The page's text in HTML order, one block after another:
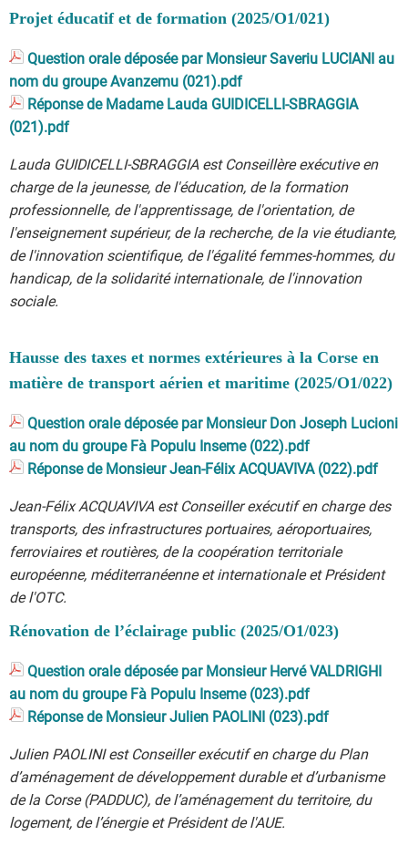
Projet éducatif et de formation (2025/O1/021)
Question orale déposée par Monsieur Saveriu LUCIANI au
nom du groupe Avanzemu (021).pdf
Réponse de Madame Lauda GUIDICELLI-SBRAGGIA
(021).pdf
Lauda GUIDICELLI-SBRAGGIA est Conseillère exécutive en
charge de la jeunesse, de l'éducation, de la formation
professionnelle, de l'apprentissage, de l'orientation, de
l'enseignement supérieur, de la recherche, de la vie étudiante,
de l'innovation scientifique, de l'égalité femmes-hommes, du
handicap, de la solidarité internationale, de l'innovation
sociale.
Hausse des taxes et normes extérieures à la Corse en
matière de transport aérien et maritime (2025/O1/022)
Question orale déposée par Monsieur Don Joseph Lucioni
au nom du groupe Fà Populu Inseme (022).pdf
Réponse de Monsieur Jean-Félix ACQUAVIVA (022).pdf
Jean-Félix ACQUAVIVA est Conseiller exécutif en charge des
transports, des infrastructures portuaires, aéroportuaires,
ferroviaires et routières, de la coopération territoriale
européenne, méditerranéenne et internationale et Président
de l'OTC.
Rénovation de l’éclairage public (2025/O1/023)
Question orale déposée par Monsieur Hervé VALDRIGHI
au nom du groupe Fà Populu Inseme (023).pdf
Réponse de Monsieur Julien PAOLINI (023).pdf
Julien PAOLINI est Conseiller exécutif en charge du Plan
d’aménagement de développement durable et d’urbanisme
de la Corse (PADDUC), de l’aménagement du territoire, du
logement, de l’énergie et Président de l'AUE.